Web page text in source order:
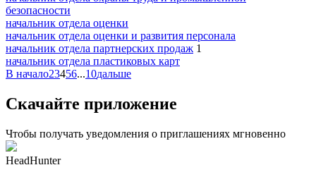
безопасности
начальник отдела оценки
начальник отдела оценки и развития персонала
начальник отдела партнерских продаж 1
начальник отдела пластиковых карт
В начало23456...10дальше
Скачайте приложение
Чтобы получать уведомления о приглашениях мгновенно
HeadHunter